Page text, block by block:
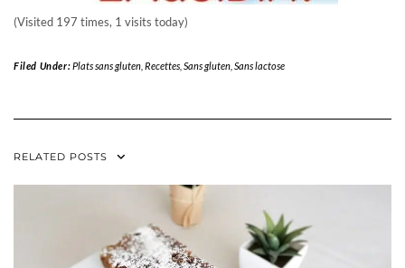
(Visited 197 times, 1 visits today)
Filed Under:Plats sans gluten, Recettes, Sans gluten, Sans lactose
RELATED POSTS